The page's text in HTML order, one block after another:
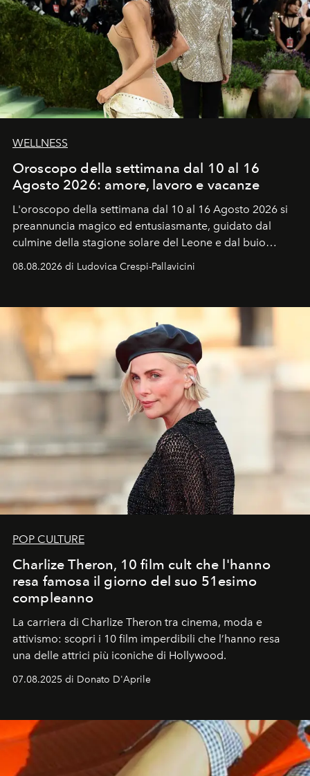
WELLNESS
Oroscopo della settimana dal 10 al 16
Agosto 2026: amore, lavoro e vacanze
L'oroscopo della settimana dal 10 al 16 Agosto 2026 si
preannuncia magico ed entusiasmante, guidato dal
culmine della stagione solare del Leone e dal buio
favorevole della Luna nuova in Leone del 12 agosto,
ideale per la notte delle Perseidi.
08.08.2026 di Ludovica Crespi-Pallavicini
POP CULTURE
Charlize Theron, 10 film cult che l'hanno
resa famosa il giorno del suo 51esimo
compleanno
La carriera di Charlize Theron tra cinema, moda e
attivismo: scopri i 10 film imperdibili che l’hanno resa
una delle attrici più iconiche di Hollywood.
07.08.2025 di Donato D'Aprile